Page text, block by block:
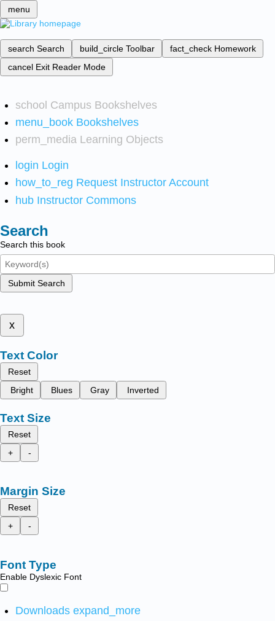
menu
search Search build_circle Toolbar fact_check Homework
cancel Exit Reader Mode
school Campus Bookshelves
menu_book Bookshelves
perm_media Learning Objects
login Login
how_to_reg Request Instructor Account
hub Instructor Commons
Search
Search this book
Submit Search
x
Text Color
Reset
Bright
Blues Gray Inverted
Text Size
Reset
+
-
Margin Size
Reset
+
-
Font Type
Enable Dyslexic Font
Downloads expand_more